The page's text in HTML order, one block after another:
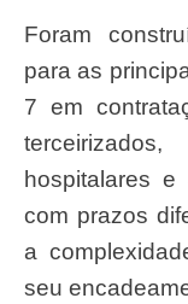
Foram construídas 24 propostas de ações
para as
7 em
hospitalares e
com prazos
a
seu